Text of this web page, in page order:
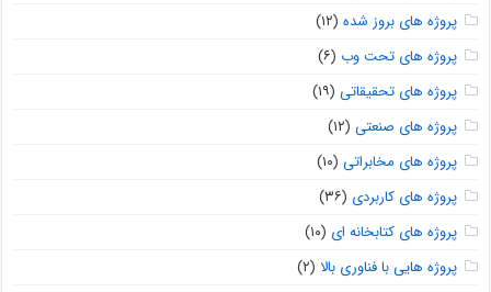
پروژه های بروز شده (۱۲)
پروژه های تحت وب (۶)
پروژه های تحقیقاتی (۱۹)
پروژه های صنعتی (۱۲)
پروژه های مخابراتی (۱۰)
پروژه های کاربردی (۳۶)
پروژه های کتابخانه ای (۱۰)
پروژه هایی با فناوری بالا (۲)